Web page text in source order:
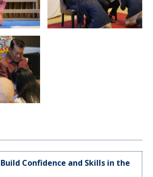
Build Confidence and Skills in the